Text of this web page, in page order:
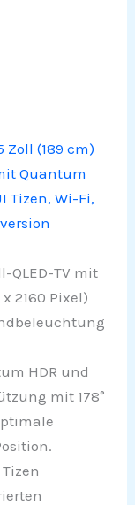
Zoll (189 cm)
Quantum
Tizen, Wi-Fi,
QLED-TV mit
2160 Pixel)
HDR und
mit 178°
Tizen